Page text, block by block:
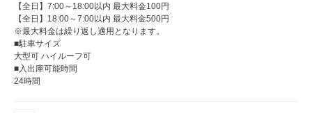
【全日】7:00～18:00以内 最大料金100円
【全日】18:00～7:00以内 最大料金500円
※最大料金は繰り返し適用となります。
■駐車サイズ
大型可 ハイルーフ可
■入出庫可能時間
24時間